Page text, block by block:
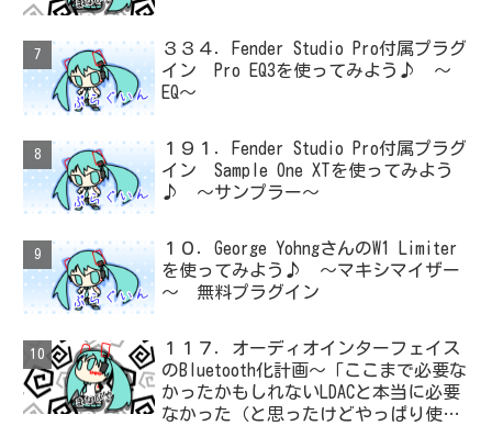
３３４．Fender Studio Pro付属プラグ
イン Pro EQ3を使ってみよう♪ ～
EQ～
１９１．Fender Studio Pro付属プラグ
イン Sample One XTを使ってみよう
♪ ～サンプラー～
１０．George YohngさんのW1 Limiter
を使ってみよう♪ ～マキシマイザー
～ 無料プラグイン
１１７．オーディオインターフェイス
のBluetooth化計画～「ここまで必要な
かったかもしれないLDACと本当に必要
なかった（と思ったけどやっぱり使っ